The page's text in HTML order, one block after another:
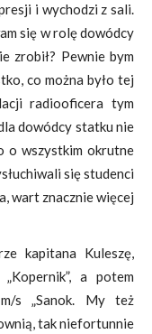
i wychodzi z sali.
się w rolę dowódcy
zrobił? Pewnie bym
co można było tej
radiooficera tym
dowódcy statku nie
o wszystkim okrutne
się studenci
wart znacznie więcej
kapitana Kuleszę,
a potem
s „Sanok. My też
tak niefortunnie